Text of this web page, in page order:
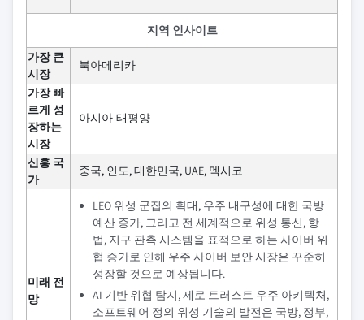
지역 인사이트
가장 큰
시장
북아메리카
가장 빠
르게 성
장하는
시장
아시아-태평양
신흥 국
가
중국, 인도, 대한민국, UAE, 멕시코
미래 전
망
LEO 위성 군집의 확대, 우주 내구성에 대한 국방
예산 증가, 그리고 전 세계적으로 위성 통신, 항
법, 지구 관측 시스템을 표적으로 하는 사이버 위
협 증가로 인해 우주 사이버 보안 시장은 꾸준히
성장할 것으로 예상됩니다.
AI 기반 위협 탐지, 제로 트러스트 우주 아키텍처,
소프트웨어 정의 위성 기술의 발전은 국방, 정부,